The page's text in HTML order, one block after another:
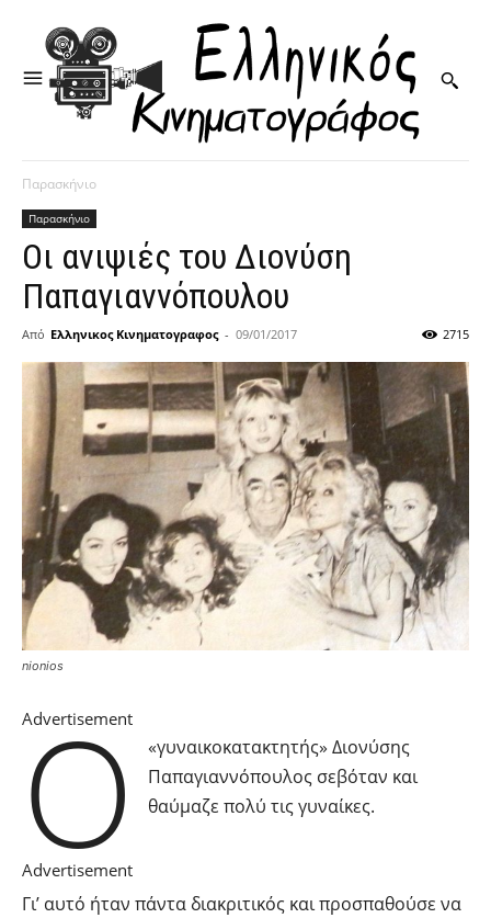
Παρασκήνιο
Παρασκήνιο
Οι ανιψιές του Διονύση
Παπαγιαννόπουλου
Από Ελληνικος Κινηματογραφος - 09/01/2017 2715
nionios
Advertisement
Ο
«γυναικοκατακτητής» Διονύσης
Παπαγιαννόπουλος σεβόταν και
θαύμαζε πολύ τις γυναίκες.
Advertisement
Γι’ αυτό ήταν πάντα διακριτικός και προσπαθούσε να